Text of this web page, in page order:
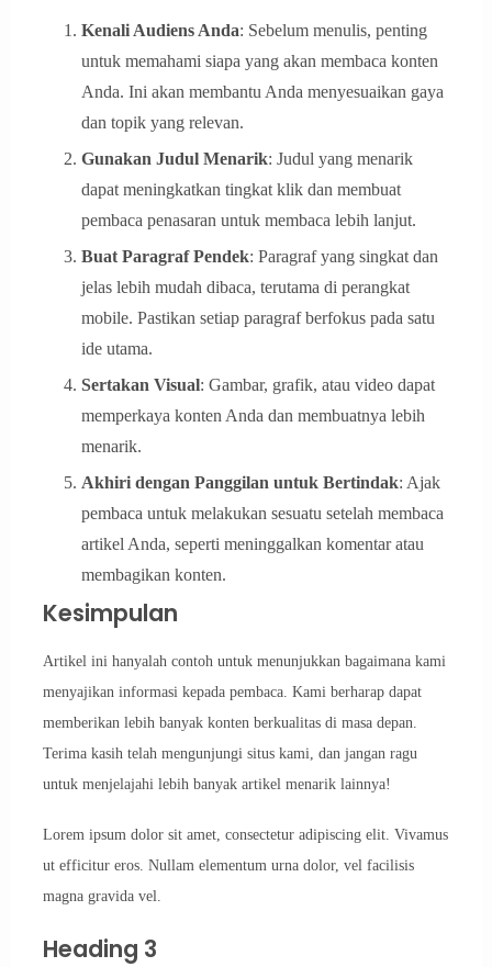
Kenali Audiens Anda: Sebelum menulis, penting
untuk memahami siapa yang akan membaca konten
Anda. Ini akan membantu Anda menyesuaikan gaya
dan topik yang relevan.
Gunakan Judul Menarik: Judul yang menarik
dapat meningkatkan tingkat klik dan membuat
pembaca penasaran untuk membaca lebih lanjut.
Buat Paragraf Pendek: Paragraf yang singkat dan
jelas lebih mudah dibaca, terutama di perangkat
mobile. Pastikan setiap paragraf berfokus pada satu
ide utama.
Sertakan Visual: Gambar, grafik, atau video dapat
memperkaya konten Anda dan membuatnya lebih
menarik.
Akhiri dengan Panggilan untuk Bertindak: Ajak
pembaca untuk melakukan sesuatu setelah membaca
artikel Anda, seperti meninggalkan komentar atau
membagikan konten.
Kesimpulan
Artikel ini hanyalah contoh untuk menunjukkan bagaimana kami
menyajikan informasi kepada pembaca. Kami berharap dapat
memberikan lebih banyak konten berkualitas di masa depan.
Terima kasih telah mengunjungi situs kami, dan jangan ragu
untuk menjelajahi lebih banyak artikel menarik lainnya!
Lorem ipsum dolor sit amet, consectetur adipiscing elit. Vivamus
ut efficitur eros. Nullam elementum urna dolor, vel facilisis
magna gravida vel.
Heading 3